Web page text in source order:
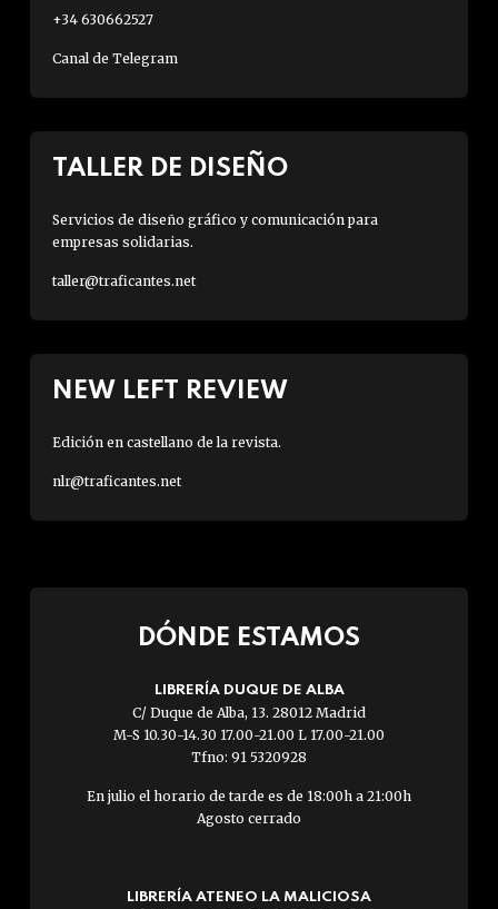
+34 630662527
Canal de Telegram
TALLER DE DISEÑO
Servicios de diseño gráfico y comunicación para
empresas solidarias.
taller@traficantes.net
NEW LEFT REVIEW
Edición en castellano de la revista.
nlr@traficantes.net
DÓNDE ESTAMOS
LIBRERÍA DUQUE DE ALBA
C/ Duque de Alba, 13. 28012 Madrid
M-S 10.30-14.30 17.00-21.00 L 17.00-21.00
Tfno: 91 5320928
En julio el horario de tarde es de 18:00h a 21:00h
Agosto cerrado
LIBRERÍA ATENEO LA MALICIOSA